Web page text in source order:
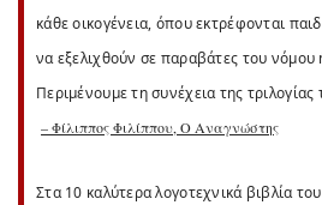
κάθε οικογένεια, όπου εκτρέφονται
να εξελιχθούν σε παραβάτες του νόμου
Περιμένουμε τη συνέχεια της τριλογίας
– Φίλιππος Φιλίππου, Ο Αναγνώστης
Στα 10 καλύτερα λογοτεχνικά βιβλία